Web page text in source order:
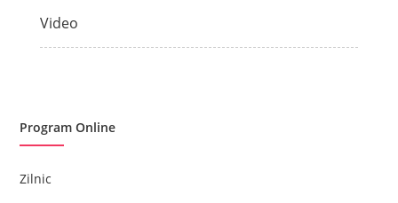
Video
Program Online
Zilnic